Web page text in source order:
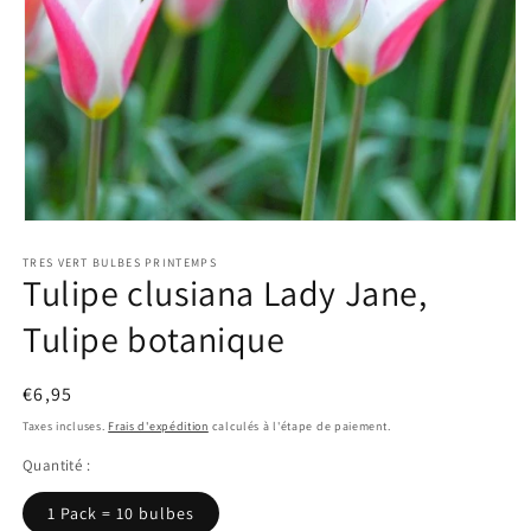
média
1
dans
fenêtre
modale
TRES VERT BULBES PRINTEMPS
Tulipe clusiana Lady Jane,
Tulipe botanique
Prix
habituel
€6,95
Taxes incluses. Frais d'expédition calculés à l'étape de paiement.
Quantité :
1 Pack = 10 bulbes